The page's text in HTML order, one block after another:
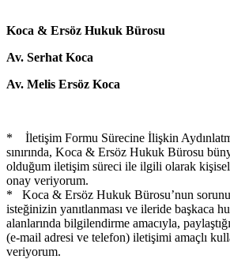
Koca & Ersöz Hukuk Bürosu
Av. Serhat Koca
Av. Melis Ersöz Koca
* İletişim Formu Sürecine İlişkin
sınırında, Koca & Ersöz Hukuk Bürosu
olduğum iletişim süreci ile ilgili olarak
onay veriyorum.
* Koca & Ersöz Hukuk Bürosu’nun
isteğinizin yanıtlanması ve ileride başkaca
alanlarında bilgilendirme amacıyla,
(e-mail adresi ve telefon) iletişimi amaçlı
veriyorum.